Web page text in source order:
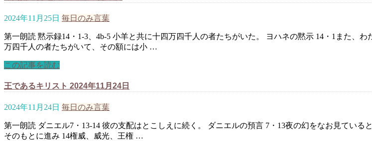
2024年11月25日 毎日のみ言葉
第一朗読 黙示録14・1-3、4b-5 小羊と共に十四万四千人の者たちがいた。 ヨハネの黙示 14・1また、
万四千人の者たちがいて、その額には小 …
この記事を読む
王であるキリスト 2024年11月24日
2024年11月24日 毎日のみ言葉
第一朗読 ダニエル7・13-14 彼の支配はとこしえに続く。 ダニエルの預言 7・13夜の幻をなお見てい
そのもとに進み 14権威、威光、王権 …